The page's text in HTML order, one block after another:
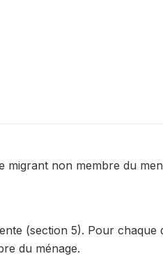
migrant non membre du
(section 5). Pour chaque
du ménage.